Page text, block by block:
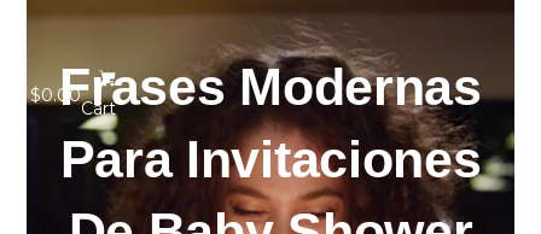
$0.00
Cart
Frases Modernas
Para Invitaciones